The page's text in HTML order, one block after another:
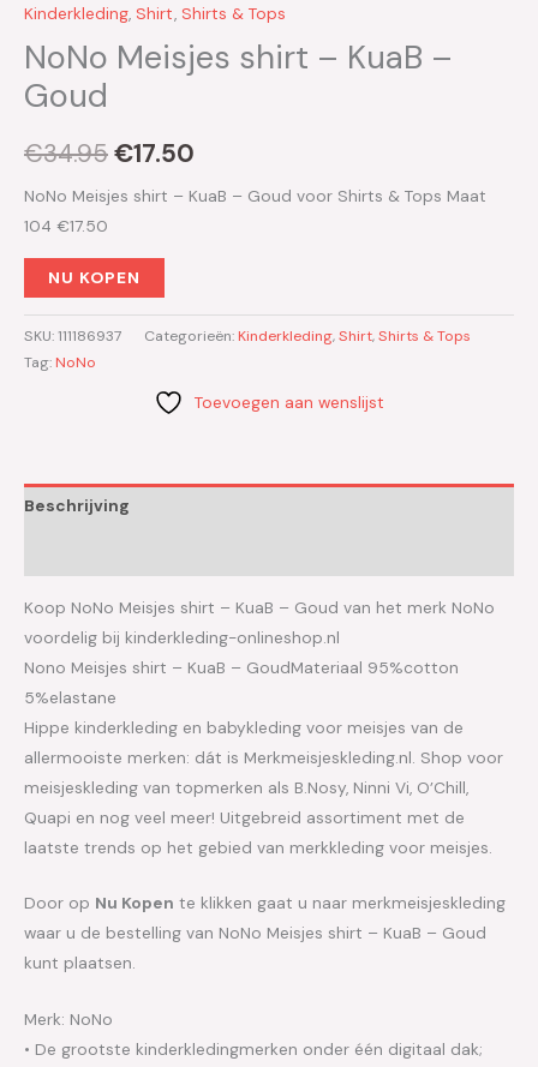
Kinderkleding, Shirt, Shirts & Tops
NoNo Meisjes shirt – KuaB –
Goud
€34.95€17.50
NoNo Meisjes shirt – KuaB – Goud voor Shirts & Tops Maat
104 €17.50
NU KOPEN
SKU:111186937 Categorieën: Kinderkleding,Shirt,Shirts & Tops
Tag: NoNo
Toevoegen aan wenslijst
Beschrijving
Koop NoNo Meisjes shirt – KuaB – Goud van het merk NoNo
voordelig bij kinderkleding-onlineshop.nl
Nono Meisjes shirt – KuaB – GoudMateriaal 95%cotton
5%elastane
Hippe kinderkleding en babykleding voor meisjes van de
allermooiste merken: dát is Merkmeisjeskleding.nl. Shop voor
meisjeskleding van topmerken als B.Nosy, Ninni Vi, O’Chill,
Quapi en nog veel meer! Uitgebreid assortiment met de
laatste trends op het gebied van merkkleding voor meisjes.
Door op Nu Kopen te klikken gaat u naar merkmeisjeskleding
waar u de bestelling van NoNo Meisjes shirt – KuaB – Goud
kunt plaatsen.
Merk: NoNo
• De grootste kinderkledingmerken onder één digitaal dak;